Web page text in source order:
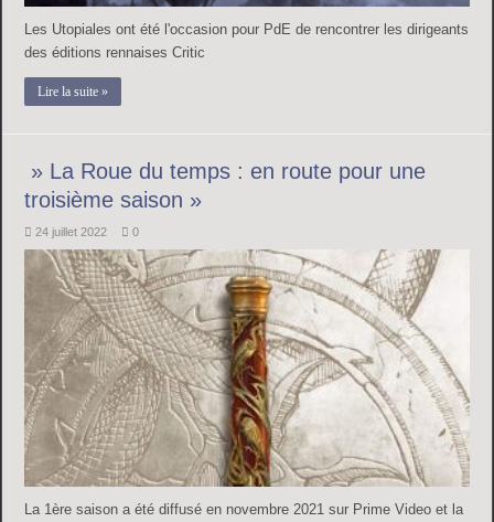
Les Utopiales ont été l'occasion pour PdE de rencontrer les dirigeants
des éditions rennaises Critic
Lire la suite »
» La Roue du temps : en route pour une
troisième saison »
24 juillet 2022 0
La 1ère saison a été diffusé en novembre 2021 sur Prime Video et la